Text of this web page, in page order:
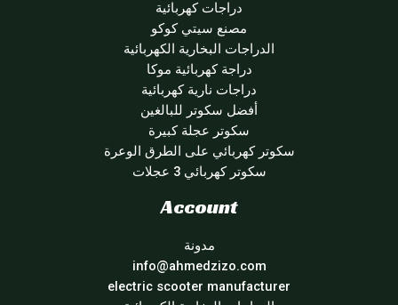
دراجات كهربائية
مصنع سيتي كوكو
الدراجات البخارية الكهربائية
دراجة كهربائية موكا
دراجات نارية كهربائية
أفضل سكوتر للبالغين
سكوتر عجلة كبيرة
سكوتر كهربائي على الطرق الوعرة
سكوتر كهربائي 3 عجلات
Account
مدونة
info@ahmedzizo.com
electric scooter manufacturer